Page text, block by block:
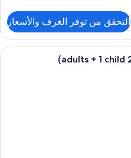
التحقق من توفر الغرف والأسعار
مستلزمات مجانية للعناية الشخصية،